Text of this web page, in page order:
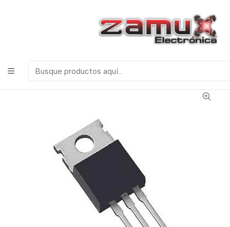
ELECTRONICOS, ROBOTICA & TECNOLOGIA
Semiconductores
Transistores
LM7912 Regulador de Voltaje Fijo Negativo 12 voltios